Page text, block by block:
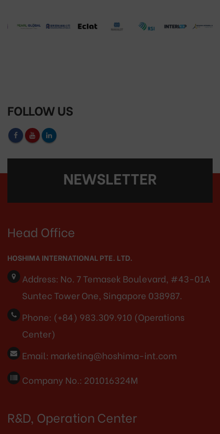
FOLLOW US
NEWSLETTER
Head Office
HOSHIMA INTERNATIONAL PTE. LTD.
Address: No. 7 Temasek Boulevard, #43-01A
Suntec Tower One, Singapore 038987.
Phone: (+84) 983.309.910 (Operations
Center)
Email: marketing@hoshima-int.com
Company No.: 201016324M
R&D, Operation Center